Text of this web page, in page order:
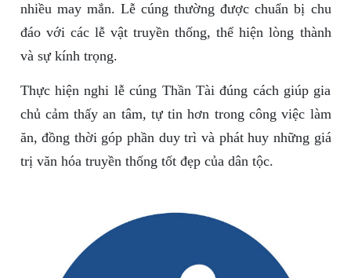
nhiều may mắn. Lễ cúng thường được chuẩn bị chu
đáo với các lễ vật truyền thống, thể hiện lòng thành
và sự kính trọng.
Thực hiện nghi lễ cúng Thần Tài đúng cách giúp gia
chủ cảm thấy an tâm, tự tin hơn trong công việc làm
ăn, đồng thời góp phần duy trì và phát huy những giá
trị văn hóa truyền thống tốt đẹp của dân tộc.